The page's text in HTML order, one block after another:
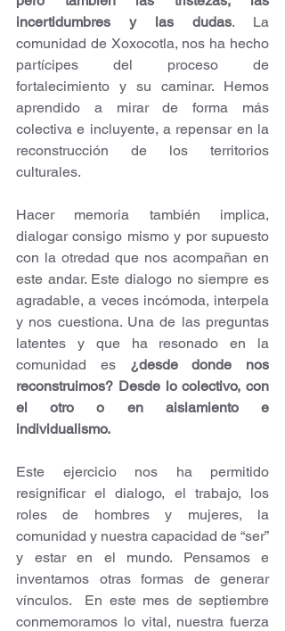
incertidumbres y las dudas. La
comunidad de Xoxocotla, nos ha hecho
partícipes del proceso de
fortalecimiento y su caminar. Hemos
aprendido a mirar de forma más
colectiva e incluyente, a repensar en la
reconstrucción de los territorios
culturales.
Hacer memoria también implica,
dialogar consigo mismo y por supuesto
con la otredad que nos acompañan en
este andar. Este dialogo no siempre es
agradable, a veces incómoda, interpela
y nos cuestiona. Una de las preguntas
latentes y que ha resonado en la
comunidad es ¿desde donde nos
reconstruimos? Desde lo colectivo, con
el otro o en aislamiento e
individualismo.
Este ejercicio nos ha permitido
resignificar el dialogo, el trabajo, los
roles de hombres y mujeres, la
comunidad y nuestra capacidad de “ser”
y estar en el mundo. Pensamos e
inventamos otras formas de generar
vínculos.  En este mes de septiembre
conmemoramos lo vital, nuestra fuerza